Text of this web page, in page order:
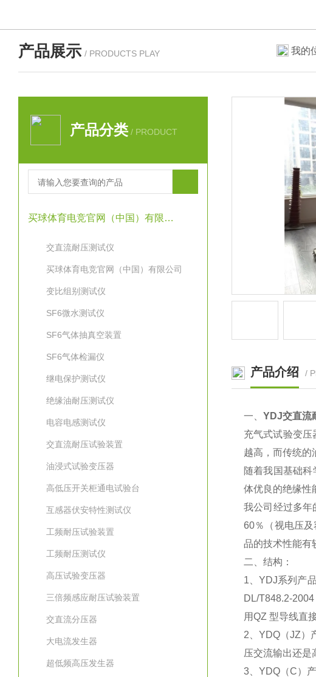
产品展示 / PRODUCTS PLAY 我的
产品分类 / PRODUCT
买球体育电竞官网（中国）有限公司
交直流耐压测试仪
买球体育电竞官网（中国）有限公司
变比组别测试仪
SF6微水测试仪
SF6气体抽真空装置
SF6气体检漏仪
继电保护测试仪
绝缘油耐压测试仪
电容电感测试仪
交直流耐压试验装置
油浸式试验变压器
高低压开关柜通电试验台
互感器伏安特性测试仪
工频耐压试验装置
工频耐压测试仪
高压试验变压器
三倍频感应耐压试验装置
交直流分压器
大电流发生器
超低频高压发生器
产品介绍 /
一、 YDJ交直流
充气式试验变压
越高，而传统的
随着我国基础
体优良的绝缘性
我公司经过多年
60％（视电压
品的技术性能有
二、结构：
1、YDJ系列产
DL/T848.2-
用QZ 型导线直
2、YDQ（JZ）
压交流输出还是
3、YDQ（C）